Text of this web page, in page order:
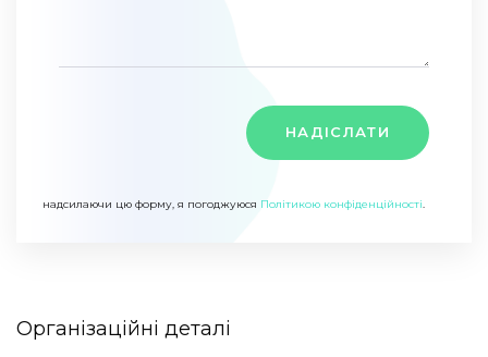
НАДІСЛАТИ
надсилаючи цю форму, я погоджуюся Політикою конфіденційності
Організаційні деталі